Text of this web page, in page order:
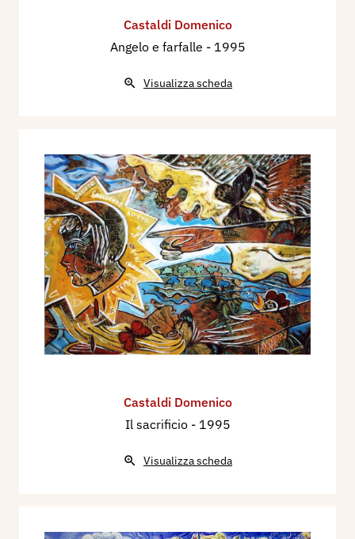
Castaldi Domenico
Angelo e farfalle - 1995
Visualizza scheda
Castaldi Domenico
Il sacrificio - 1995
Visualizza scheda